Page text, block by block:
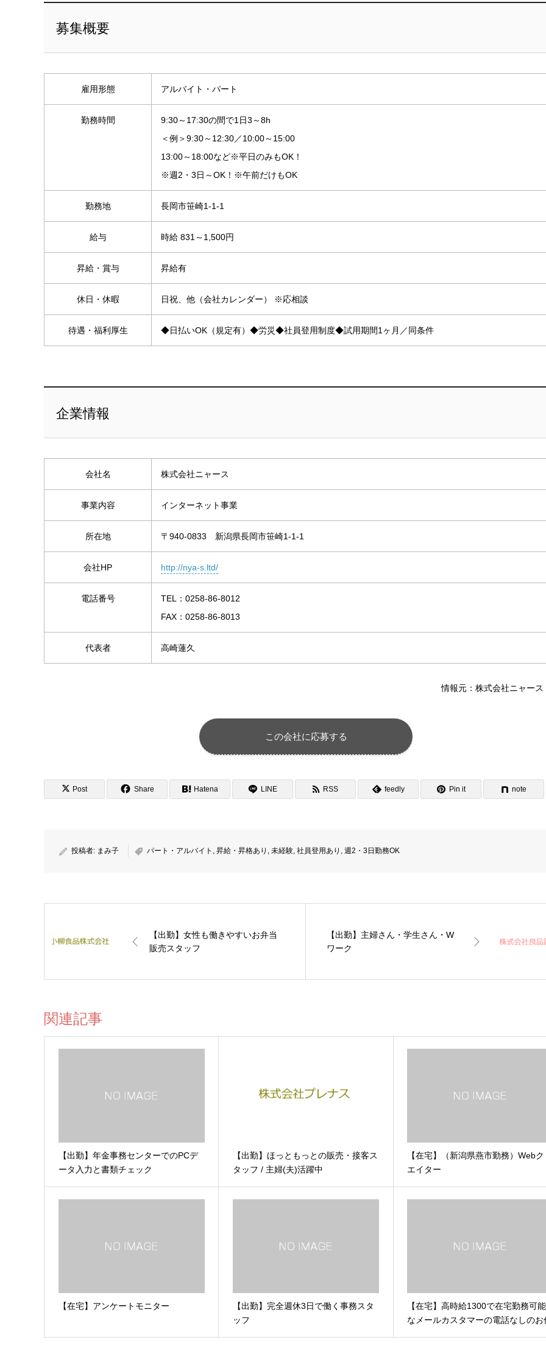
募集概要
雇用形態 アルバイト・パート
勤務時間
9:30～17:30の間で1日3～8h
＜例＞9:30～12:30／10:00～15:00
13:00～18:00など※平日のみもOK！
※週2・3日～OK！※午前だけもOK
勤務地 長岡市笹崎1-1-1
給与 時給 831～1,500円
昇給・賞与 昇給有
休日・休暇 日祝、他（会社カレンダー） ※応相談
待遇・福利厚生 ◆日払いOK（規定有）◆労災◆社員登用制度◆試用期間1ヶ月／同条件
企業情報
会社名 株式会社ニャース
事業内容 インターネット事業
所在地 〒940-0833 新潟県長岡市笹崎1-1-1
会社HP http://nya-s.ltd/
電話番号
TEL：0258-86-8012
FAX：0258-86-8013
代表者 高崎蓮久
情報元：株式会社ニャー
この会社に応募する
Post Share Hatena LINE RSS feedly Pin it note
投稿者: まみ子 パート・アルバイト , 昇給・昇格あり , 未経験, 社員登用あり , 週2・3日勤務OK
【出勤】女性も働きやすいお弁当
販売スタッフ
【出勤】主婦さん・学生さん・W
ワーク
関連記事
【出勤】年金事務センターでのPCデ
ータ入力と書類チェック
【出勤】ほっともっとの販売・接客ス
タッフ / 主婦(夫)活躍中
【在宅】（新潟県燕市勤務）Web
エイター
【在宅】アンケートモニター
【出勤】完全週休3日で働く事務スタ
ッフ
【在宅】高時給1300で在宅勤務可能
なメールカスタマーの電話なしのお